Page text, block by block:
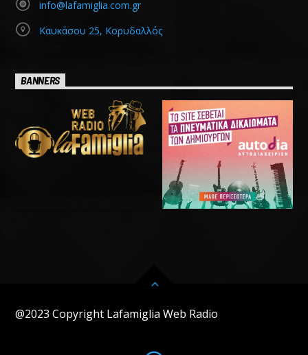
info@lafamiglia.com.gr
Καυκάσου 25, Κορυδαλλός
BANNERS
@2023 Copyright Lafamiglia Web Radio